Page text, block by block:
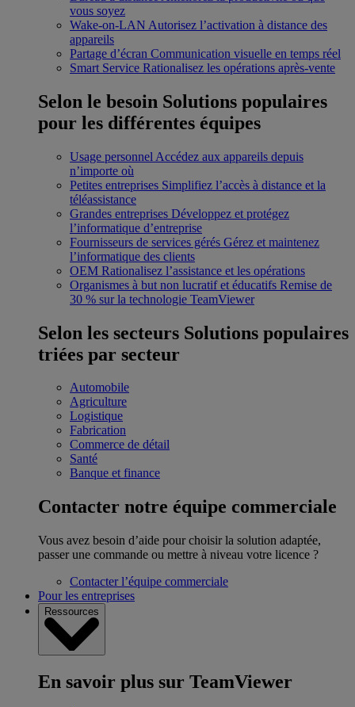
vous soyez
Wake-on-LAN Autorisez l’activation à distance des
appareils
Partage d’écran Communication visuelle en temps réel
Smart Service Rationalisez les opérations après-vente
Selon le besoin Solutions populaires
pour les différentes équipes
Usage personnel Accédez aux appareils depuis
n’importe où
Petites entreprises Simplifiez l’accès à distance et la
téléassistance
Grandes entreprises Développez et protégez
l’informatique d’entreprise
Fournisseurs de services gérés Gérez et maintenez
l’informatique des clients
OEM Rationalisez l’assistance et les opérations
Organismes à but non lucratif et éducatifs Remise de
30 % sur la technologie TeamViewer
Selon les secteurs Solutions populaires
triées par secteur
Automobile
Agriculture
Logistique
Fabrication
Commerce de détail
Santé
Banque et finance
Contacter notre équipe commerciale
Vous avez besoin d’aide pour choisir la solution adaptée,
passer une commande ou mettre à niveau votre licence ?
Contacter l’équipe commerciale
Pour les entreprises
Ressources
En savoir plus sur TeamViewer